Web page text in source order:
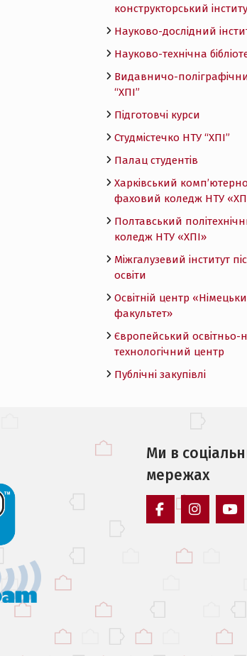
конструкторський
Науково-дослідний
Науково-технічна
Видавничо-
“ХПІ”
Підготовчі курси
Студмістечко НТУ “ХПІ”
Палац студентів
Харківський
фаховий коледж НТУ
Полтавський
коледж НТУ «ХПI»
Міжгалузевий інститут
освіти
Освітній центр
факультет»
Європейський освітньо-
технологічний центр
Публічні закупівлі
Ми в
мережах